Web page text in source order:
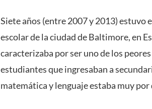
Siete años (entre 2007 y 2013)
escolar de la ciudad de Baltimore, en
caracterizaba por ser uno de los
estudiantes que ingresaban a
matemática y lenguaje estaba muy